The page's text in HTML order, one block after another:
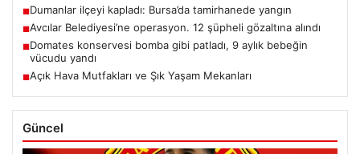
■Dumanlar ilçeyi kapladı: Bursa’da tamirhanede yangın
■Avcılar Belediyesi’ne operasyon. 12 şüpheli gözaltına alındı
■Domates konservesi bomba gibi patladı, 9 aylık bebeğin
vücudu yandı
■Açık Hava Mutfakları ve Şık Yaşam Mekanları
Güncel